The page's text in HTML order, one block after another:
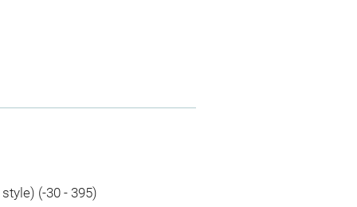
(-30 - 395)